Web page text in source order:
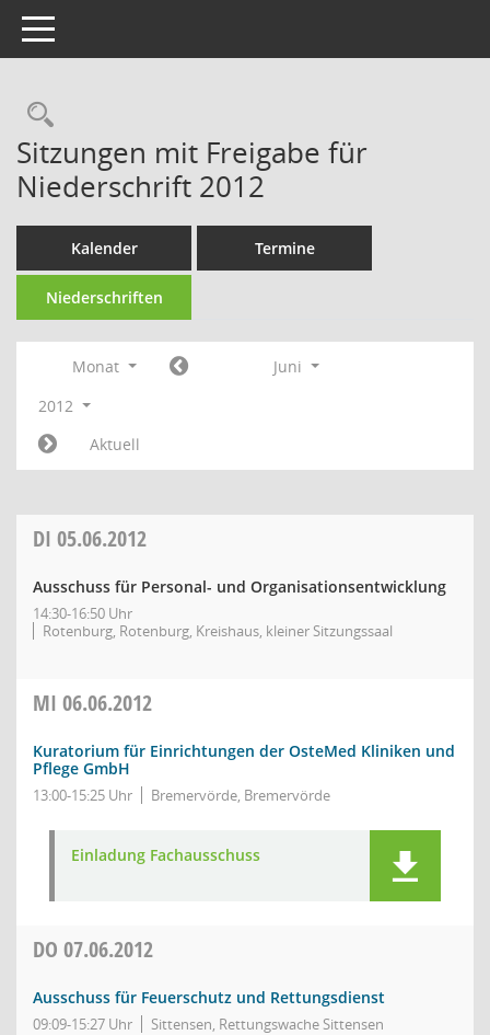
Toggle navigation
Rechercheauswahl
Sitzungen mit Freigabe für
Niederschrift 2012
Kalender Termine
Niederschriften
Monat
Juni
2012
Aktuell
DI 05.06.2012
Ausschuss für Personal- und Organisationsentwicklung
14:30-16:50 Uhr
Rotenburg, Rotenburg, Kreishaus, kleiner Sitzungssaal
MI 06.06.2012
Kuratorium für Einrichtungen der OsteMed Kliniken und
Pflege GmbH
13:00-15:25 Uhr Bremervörde, Bremervörde
Einladung Fachausschuss
DO 07.06.2012
Ausschuss für Feuerschutz und Rettungsdienst
09:09-15:27 Uhr Sittensen, Rettungswache Sittensen